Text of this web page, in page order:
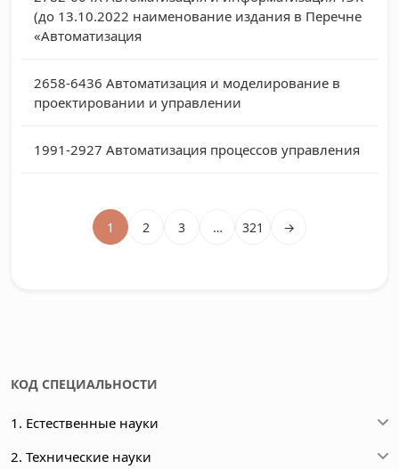
(до 13.10.2022 наименование издания в Перечне
«Автоматизация
2658-6436 Автоматизация и моделирование в
проектировании и управлении
1991-2927 Автоматизация процессов управления
1 2 3 … 321 →
КОД СПЕЦИАЛЬНОСТИ
1. Естественные науки
2. Технические науки